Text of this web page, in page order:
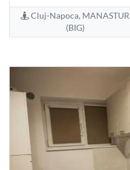
Cluj-Napoca, MANASTUR
(BIG)